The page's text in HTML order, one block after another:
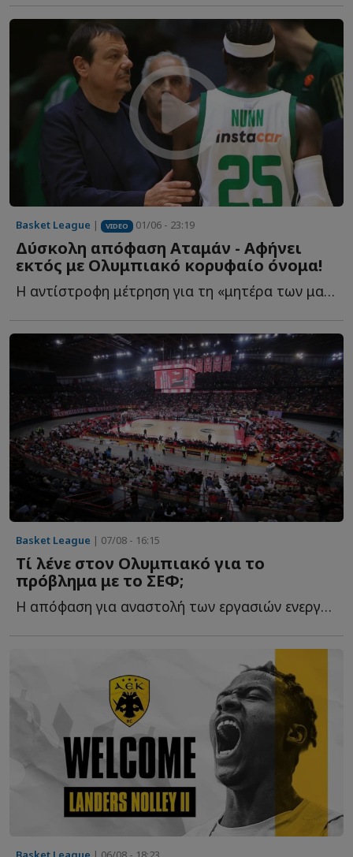
Basket League | VIDEO 01/06 - 23:19
Δύσκολη απόφαση Αταμάν - Αφήνει
εκτός με Ολυμπιακό κορυφαίο όνομα!
Η αντίστροφη μέτρηση για τη «μητέρα των μαχών» έχει ξ...
Basket League | 07/08 - 16:15
Τί λένε στον Ολυμπιακό για το
πρόβλημα με το ΣΕΦ;
Η απόφαση για αναστολή των εργασιών ενεργειακής αναβάθμισης δ...